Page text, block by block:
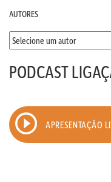
AUTORES
PODCAST
APRESENTAÇÃO